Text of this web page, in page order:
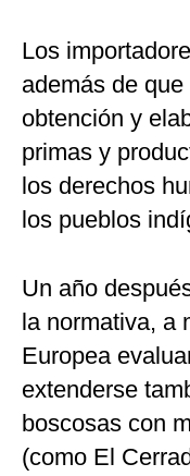
Los
además de
obtención y
primas y
los derechos
los pueblos
Un año
la normativa, a
Europea
extenderse
boscosas con
(como El